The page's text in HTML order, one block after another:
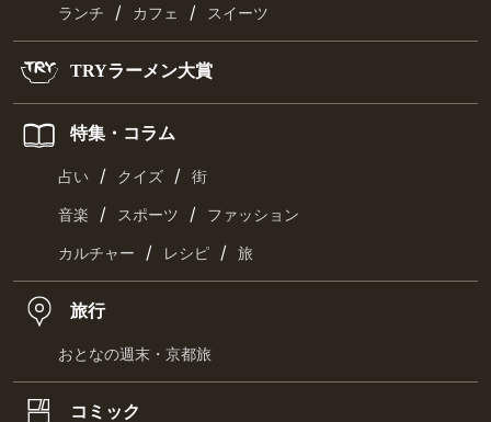
ランチ / カフェ / スイーツ
TRYラーメン大賞
特集・コラム
占い / クイズ / 街
音楽 / スポーツ / ファッション
カルチャー / レシピ / 旅
旅行
おとなの週末・京都旅
コミック